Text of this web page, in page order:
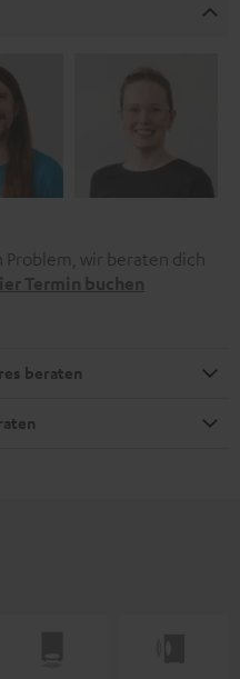
Problem, wir beraten dich
Termin buchen
beraten